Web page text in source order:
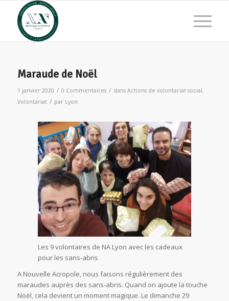
Maraude de Noël
1 janvier 2020 / 0 Commentaires / dans Actions de volontariat social,
Volontariat / par Lyon
Les 9 volontaires de NA Lyon avec les cadeaux
pour les sans-abris
A Nouvelle Acropole, nous faisons régulièrement des
maraudes auprès des sans-abris. Quand on ajoute la touche
Noël, cela devient un moment magique. Le dimanche 29